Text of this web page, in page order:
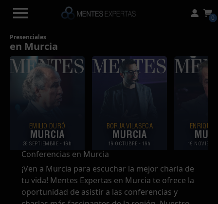
0
Presenciales
en Murcia
EMILIO DURÓ
MURCIA
28 SEPTIEMBRE - 19h
BORJA VILASECA
MURCIA
19 OCTUBRE- 19h
ENRIQUE
16
Conferencias en Murcia
¡Ven a Murcia para escuchar la mejor charla de
tu vida! Mentes Expertas en Murcia te ofrece la
oportunidad de asistir a las conferencias y